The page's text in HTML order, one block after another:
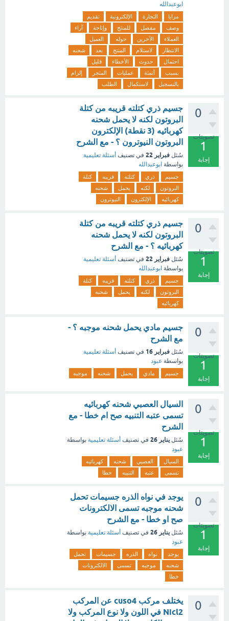
ابوعبدالله
مزايا التجارة الإلكترونية
تقديم
وصف
مفصل للمنتج وإتاحة
آراء
العملاء
الآخرين حوله
العميل
الانتظار
لاستلام المنتج بعد
شحنه
احتمال
حدوث الأخطاء
قليل
بسبب
أتمتة عمليات المتجر
إلزام
بالتسجيل
لاستكمال الطلب
0
تصويتات
1
إجابة
جسيم ذري كتلته قريبه من كتلة
البروتون لكنه لا يحمل شحنه
كهربائيه (3 نقطة) الإلكترون
البروتون النيوترون ؟ - مع الشرح
سُئل فبراير 22 في تصنيف أسئلة تعليمية
بواسطة ابوعبدالله
جسيم ذري كتلته قريبه
كتلة
البروتون
لكنه يحمل
شحنه
كهربائيه
الإلكترون النيوترون
0
تصويتات
1
إجابة
جسيم ذري كتلته قريبه من كتلة
البروتون لكنه لا يحمل شحنه
كهربائيه ؟ - مع الشرح
سُئل فبراير 22 في تصنيف أسئلة تعليمية
بواسطة ابوعبدالله
جسيم ذري كتلته قريبه
كتلة
البروتون
لكنه يحمل
شحنه
كهربائيه
0
تصويتات
1
إجابة
جسيم مادي يحمل شحنه موجبه ؟ -
مع الشرح
سُئل فبراير 16 في تصنيف أسئلة تعليمية
بواسطة عبود
جسيم مادي يحمل شحنه موجبه
0
تصويتات
1
إجابة
السيال العصبي شحنه كهربائيه
تسمى عتبه التنبيه صح ام خطا - مع
الشرح
سُئل يناير 26 في تصنيف أسئلة تعليمية بواسطة
عبود
السيال العصبي شحنه
كهربائيه
تسمى
عتبه التنبيه خطا
0
تصويتات
1
إجابة
يوجد في نواه الذره جسيمات تحمل
شحنه موجبه تسمى الالكترونات
صح او خطا - مع الشرح
سُئل يناير 26 في تصنيف أسئلة تعليمية بواسطة
عبود
يوجد نواه الذره جسيمات
تحمل
شحنه
موجبه تسمى
الالكترونات
خطا
0
يختلف مركب cuso4 عن المركب
Nicl2 في اللون ولا نوع المركب ولا